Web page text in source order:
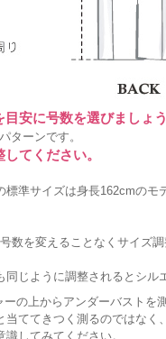
安に号数を選びましょう
ターンです。
てください。
準サイズは身長162cmの
数を変えることなくサイズ調
じように調整されるとシル
の上からアンダーバストを
ててきつく測るのではなく
してみてください。